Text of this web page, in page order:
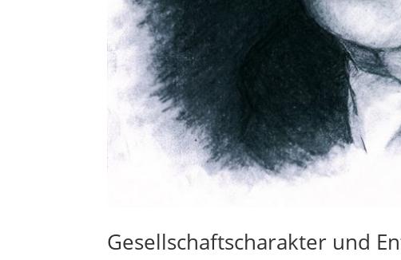
Gesellschaftscharakter und